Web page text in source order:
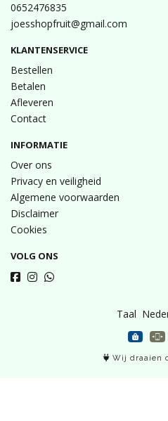
0652476835
joesshopfruit@gmail.com
KLANTENSERVICE
Bestellen
Betalen
Afleveren
Contact
INFORMATIE
Over ons
Privacy en veiligheid
Algemene voorwaarden
Disclaimer
Cookies
VOLG ONS
Taal
Wij draaien